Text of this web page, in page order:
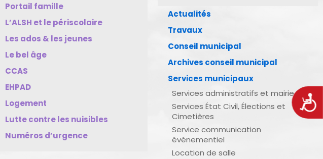
Portail famille
L’ALSH et le périscolaire
Les ados & les jeunes
Le bel âge
CCAS
EHPAD
Logement
Lutte contre les nuisibles
Numéros d’urgence
Actualités
Travaux
Conseil municipal
Archives conseil municipal
Services municipaux
Services administratifs et mairie
Services État Civil, Élections et
Cimetières
Service communication
événementiel
Location de salle